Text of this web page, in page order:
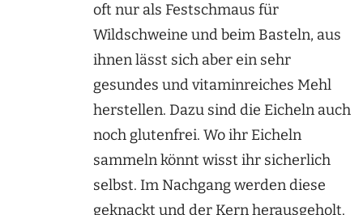
oft nur als Festschmaus für
Wildschweine und beim Basteln, aus
ihnen lässt sich aber ein sehr
gesundes und vitaminreiches Mehl
herstellen. Dazu sind die Eicheln auch
noch glutenfrei. Wo ihr Eicheln
sammeln könnt wisst ihr sicherlich
selbst. Im Nachgang werden diese
geknackt und der Kern herausgeholt.